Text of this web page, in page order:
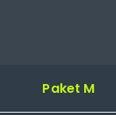
Paket M